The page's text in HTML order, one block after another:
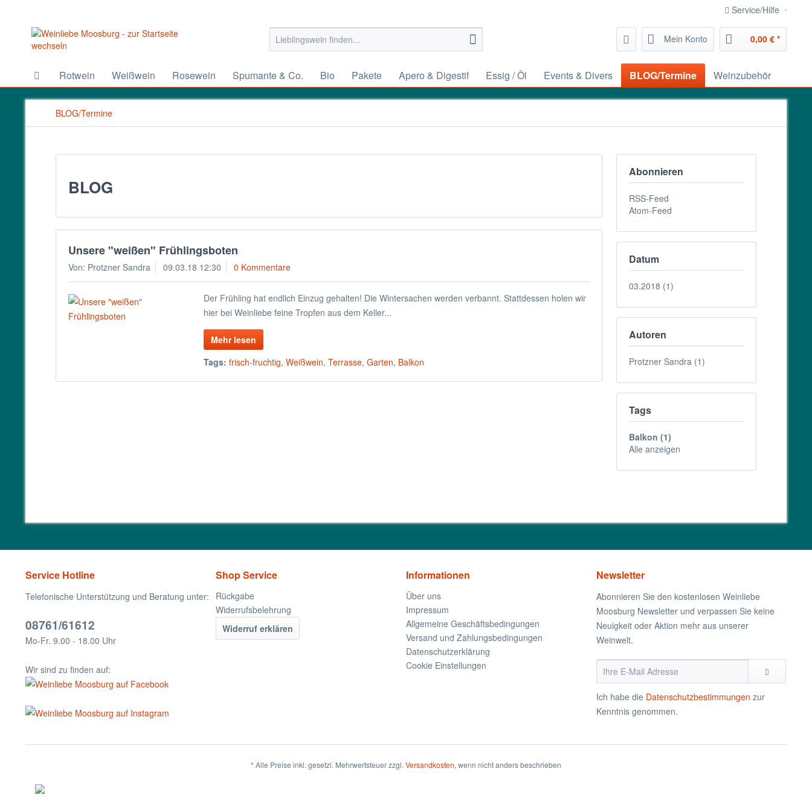
Service/Hilfe
Mein Konto 0,00 € *
Rotwein Weißwein Rosewein Spumante & Co. Bio Pakete Apero & Digestif Essig / Öl Events & Divers BLOG/Termine Weinzubehör
BLOG/Termine
Abonnieren
RSS-Feed
Atom-Feed
Datum
03.2018 (1)
Autoren
Protzner Sandra (1)
Tags
Balkon (1)
Alle anzeigen
BLOG
Unsere "weißen" Frühlingsboten
Von: Protzner Sandra 09.03.18 12:30 0 Kommentare
Der Frühling hat endlich Einzug gehalten! Die Wintersachen werden verbannt. Stattdessen holen wir
hier bei Weinliebe feine Tropfen aus dem Keller...
Mehr lesen
Tags: frisch-fruchtig,Weißwein,Terrasse,Garten, Balkon
Service Hotline
Telefonische Unterstützung und Beratung unter:
08761/61612
Mo-Fr. 9.00 - 18.00 Uhr
Wir sind zu finden auf:
Shop Service
Rückgabe
Widerrufsbelehrung
Widerruf erklären
Informationen
Über uns
Impressum
Allgemeine Geschäftsbedingungen
Versand und Zahlungsbedingungen
Datenschutzerklärung
Cookie Einstellungen
Newsletter
Abonnieren Sie den kostenlosen Weinliebe
Moosburg Newsletter und verpassen Sie keine
Neuigkeit oder Aktion mehr aus unserer
Weinwelt.
Ich habe die Datenschutzbestimmungen zur
Kenntnis genommen.
* Alle Preise inkl. gesetzl. Mehrwertsteuer zzgl. Versandkosten, wenn nicht anders beschrieben